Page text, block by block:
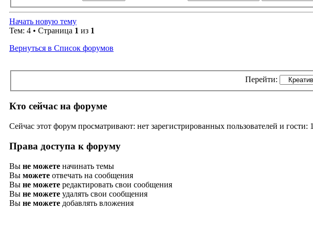
Начать новую тему
Тем: 4 • Страница 1 из 1
Вернуться в Список форумов
Перейти:
Кто сейчас на форуме
Сейчас этот форум просматривают: нет зарегистрированных пользователей и гости: 1
Права доступа к форуму
Вы не можете начинать темы
Вы можете отвечать на сообщения
Вы не можете редактировать свои сообщения
Вы не можете удалять свои сообщения
Вы не можете добавлять вложения